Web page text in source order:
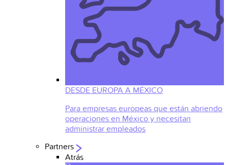
DESDE EUROPA A MÉXICO
Para empresas europeas que están abriendo
operaciones en México y necesitan
administrar empleados
Partners
Atrás